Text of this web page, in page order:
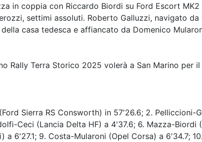
in coppia con Riccardo Biordi su Ford Escort
settimi assoluti. Roberto Galluzzi, navigato
casa tedesca e affiancato da Domenico
Rally Terra Storico 2025 volerà a San Marino per
Sierra RS Consworth) in 57'26.6; 2.
Ceci (Lancia Delta HF) a 4'37.6; 6. Mazza-Biordi
6'27.1; 9. Costa-Mularoni (Opel Corsa) a 6'34.7;